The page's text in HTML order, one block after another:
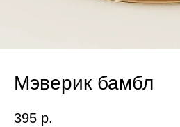
Мэверик бамбл
395 р.